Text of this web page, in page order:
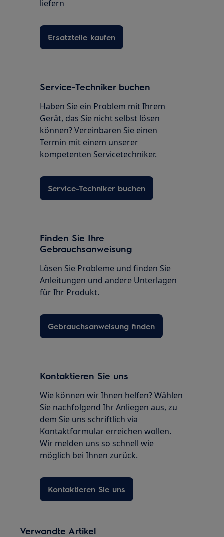
liefern
Ersatzteile kaufen
Service-Techniker buchen
Haben Sie ein Problem mit Ihrem
Gerät, das Sie nicht selbst lösen
können? Vereinbaren Sie einen
Termin mit einem unserer
kompetenten Servicetechniker.
Service-Techniker buchen
Finden Sie Ihre
Gebrauchsanweisung
Lösen Sie Probleme und finden Sie
Anleitungen und andere Unterlagen
für Ihr Produkt.
Gebrauchsanweisung finden
Kontaktieren Sie uns
Wie können wir Ihnen helfen? Wählen
Sie nachfolgend Ihr Anliegen aus, zu
dem Sie uns schriftlich via
Kontaktformular erreichen wollen.
Wir melden uns so schnell wie
möglich bei Ihnen zurück.
Kontaktieren Sie uns
Verwandte Artikel